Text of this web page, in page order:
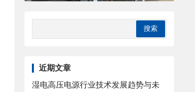
近期文章
湿电高压电源行业技术发展趋势与未